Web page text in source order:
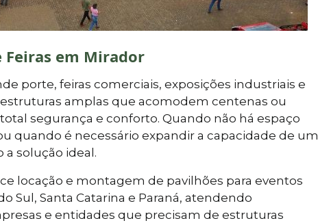
Feiras em Mirador
porte, feiras comerciais, exposições industriais e
amplas que acomodem centenas ou
segurança e conforto. Quando não há espaço
quando é necessário expandir a capacidade de um
a solução ideal.
locação e montagem de pavilhões para eventos
Sul, Santa Catarina e Paraná, atendendo
e entidades que precisam de estruturas